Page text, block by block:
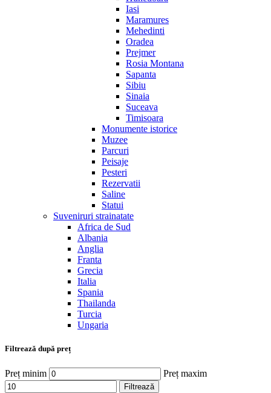
Iasi
Maramures
Mehedinti
Oradea
Prejmer
Rosia Montana
Sapanta
Sibiu
Sinaia
Suceava
Timisoara
Monumente istorice
Muzee
Parcuri
Peisaje
Pesteri
Rezervatii
Saline
Statui
Suveniruri strainatate
Africa de Sud
Albania
Anglia
Franta
Grecia
Italia
Spania
Thailanda
Turcia
Ungaria
Filtrează după preț
Preț minim Preț maxim
Filtrează